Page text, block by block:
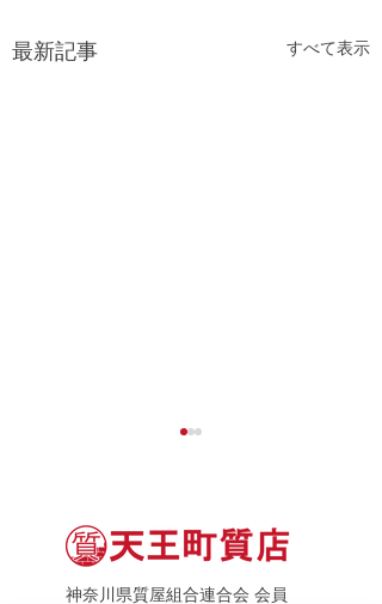
最新記事 すべて表示
神奈川県質屋組合連合会 会員